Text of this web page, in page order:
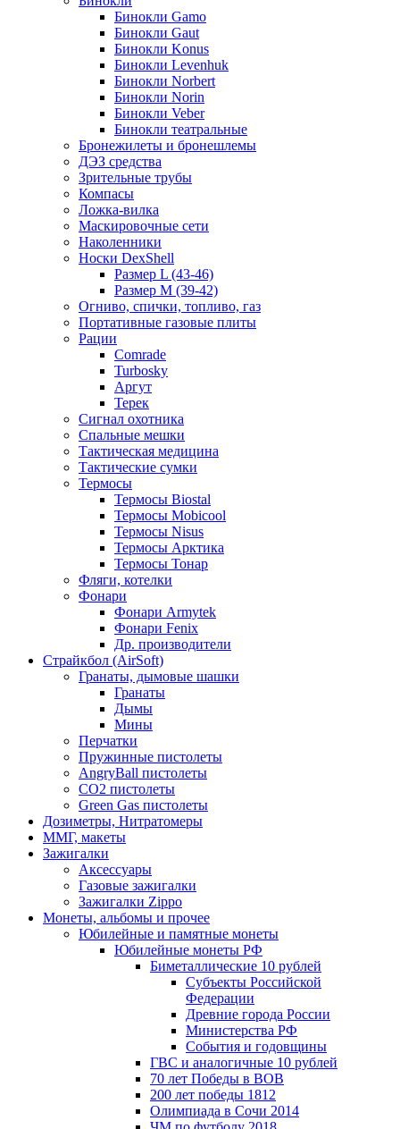
Бинокли Gamo
Бинокли Gaut
Бинокли Konus
Бинокли Levenhuk
Бинокли Norbert
Бинокли Norin
Бинокли Veber
Бинокли театральные
Бронежилеты и бронешлемы
ДЭЗ средства
Зрительные трубы
Компасы
Ложка-вилка
Маскировочные сети
Наколенники
Носки DexShell
Размер L (43-46)
Размер M (39-42)
Огниво, спички, топливо, газ
Портативные газовые плиты
Рации
Comrade
Turbosky
Аргут
Терек
Сигнал охотника
Спальные мешки
Тактическая медицина
Тактические сумки
Термосы
Термосы Biostal
Термосы Mobicool
Термосы Nisus
Термосы Арктика
Термосы Тонар
Фляги, котелки
Фонари
Фонари Armytek
Фонари Fenix
Др. производители
Страйкбол (AirSoft)
Гранаты, дымовые шашки
Гранаты
Дымы
Мины
Перчатки
Пружинные пистолеты
AngryBall пистолеты
CO2 пистолеты
Green Gas пистолеты
Дозиметры, Нитратомеры
ММГ, макеты
Зажигалки
Аксессуары
Газовые зажигалки
Зажигалки Zippo
Монеты, альбомы и прочее
Юбилейные и памятные монеты
Юбилейные монеты РФ
Биметаллические 10 рублей
Субъекты Российской
Федерации
Древние города России
Министерства РФ
События и годовщины
ГВС и аналогичные 10 рублей
70 лет Победы в ВОВ
200 лет победы 1812
Олимпиада в Сочи 2014